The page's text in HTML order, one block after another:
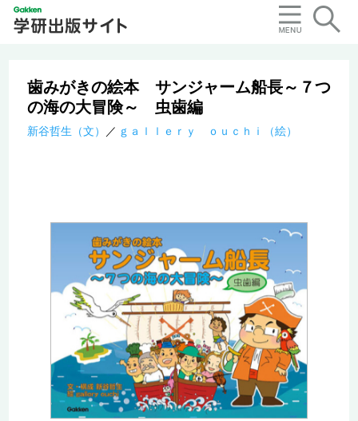
歯みがきの絵本 サンジャーム船長～７つ
の海の大冒険～ 虫歯編
新谷哲生（文） ｇａｌｌｅｒｙ ｏｕｃｈｉ（絵）